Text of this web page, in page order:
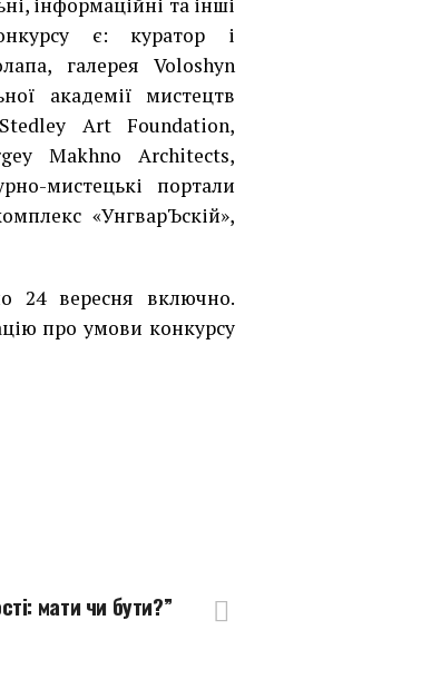
є: куратор і
галерея Voloshyn
академії мистецтв
Art Foundation,
Makhno Architects,
мистецькі портали
«УнгварЪскій»,
24 вересня включно.
про умови конкурсу
мати чи бути?”